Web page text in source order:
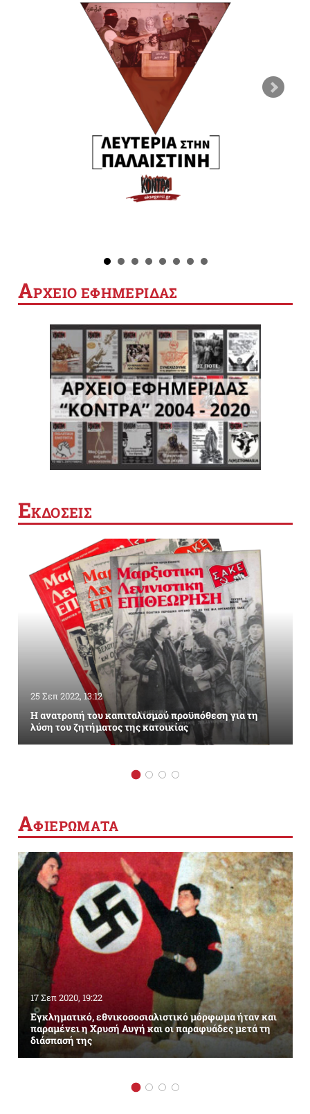
ΑΡΧΕΙΟ ΕΦΗΜΕΡΙΔΑΣ
ΕΚΔΟΣΕΙΣ
25 Σεπ 2022, 13:12
Η ανατροπή του καπιταλισμού προϋπόθεση για τη
λύση του ζητήματος της κατοικίας
ΑΦΙΕΡΩΜΑΤΑ
17 Σεπ 2020, 19:22
Εγκληματικό, εθνικοσοσιαλιστικό μόρφωμα ήταν και
παραμένει η Χρυσή Αυγή και οι παραφυάδες μετά τη
διάσπασή της